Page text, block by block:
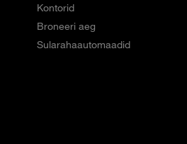
Kontorid
Broneeri aeg
Sularahaautomaadid